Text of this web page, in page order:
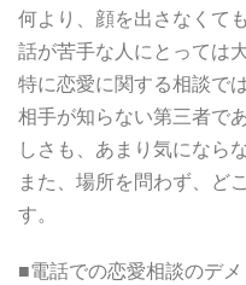
何より、顔を出さなくて
話が苦手な人にとっては
特に恋愛に関する相談で
相手が知らない第三者で
しさも、あまり気になら
また、場所を問わず、ど
す。
■電話での恋愛相談のデメ